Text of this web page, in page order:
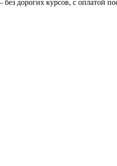
дорогих курсов, с оплатой